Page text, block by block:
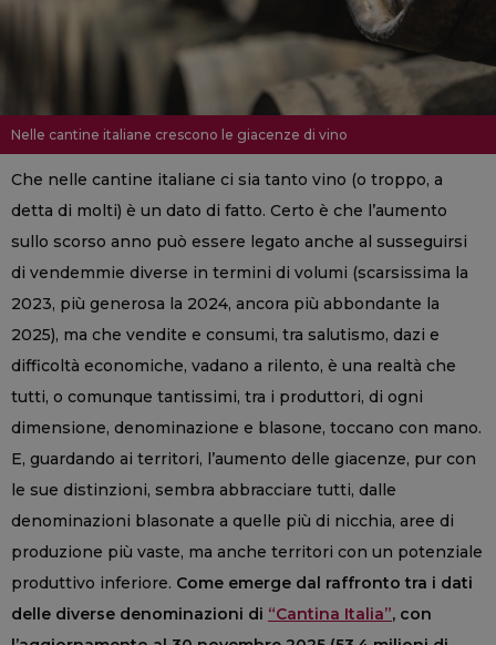
Nelle cantine italiane crescono le giacenze di vino
Che nelle cantine italiane ci sia tanto vino (o troppo, a
detta di molti) è un dato di fatto. Certo è che l’aumento
sullo scorso anno può essere legato anche al susseguirsi
di vendemmie diverse in termini di volumi (scarsissima la
2023, più generosa la 2024, ancora più abbondante la
2025), ma che vendite e consumi, tra salutismo, dazi e
difficoltà economiche, vadano a rilento, è una realtà che
tutti, o comunque tantissimi, tra i produttori, di ogni
dimensione, denominazione e blasone, toccano con mano.
E, guardando ai territori, l’aumento delle giacenze, pur con
le sue distinzioni, sembra abbracciare tutti, dalle
denominazioni blasonate a quelle più di nicchia, aree di
produzione più vaste, ma anche territori con un potenziale
produttivo inferiore. Come emerge dal raffronto tra i dati
delle diverse denominazioni di “Cantina Italia”, con